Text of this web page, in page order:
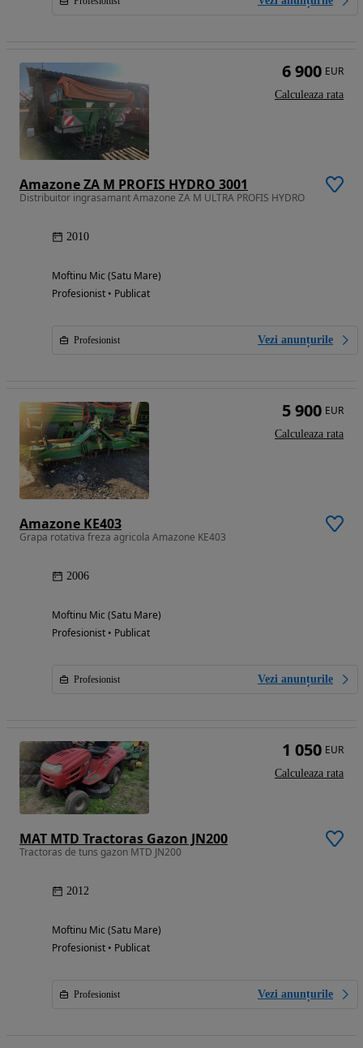
Amazone ZA M PROFIS HYDRO 3001
Distribuitor ingrasamant Amazone ZA M ULTRA PROFIS HYDRO
2010
Moftinu Mic (Satu Mare)
Profesionist • Publicat
Profesionist Vezi anunțurile
6 900 EUR
Calculeaza rata
Amazone KE403
Grapa rotativa freza agricola Amazone KE403
2006
Moftinu Mic (Satu Mare)
Profesionist • Publicat
Profesionist Vezi anunțurile
5 900 EUR
Calculeaza rata
MAT MTD Tractoras Gazon JN200
Tractoras de tuns gazon MTD JN200
2012
Moftinu Mic (Satu Mare)
Profesionist • Publicat
Profesionist Vezi anunțurile
1 050 EUR
Calculeaza rata